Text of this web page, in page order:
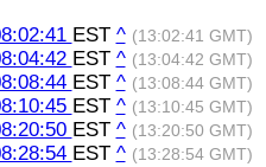
EST ^ (13:02:41 GMT)
EST ^ (13:04:42 GMT)
EST ^ (13:08:44 GMT)
EST ^ (13:10:45 GMT)
EST ^ (13:20:50 GMT)
EST ^ (13:28:54 GMT)